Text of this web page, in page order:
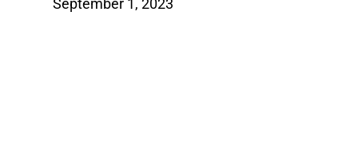
September 1, 2023